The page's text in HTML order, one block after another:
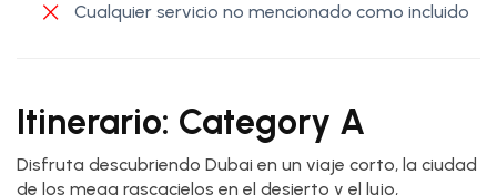
Cualquier servicio no mencionado como incluido
Itinerario: Category A
Disfruta descubriendo Dubai en un viaje corto, la ciudad
de los mega rascacielos en el desierto y el lujo,